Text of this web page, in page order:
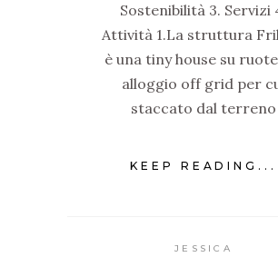
Sostenibilità 3. Servizi
Attività 1.La struttura
è una tiny house su
alloggio off grid per
staccato dal terreno
KEEP READING...
JESSICA